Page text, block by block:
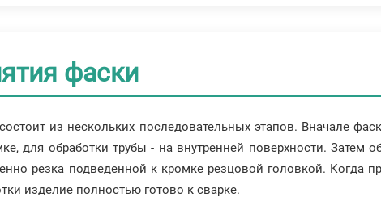
фаски
из нескольких последовательных этапов. Вначале
для обработки трубы - на внутренней поверхности. Затем
резка подведенной к кромке резцовой головкой. Когда
изделие полностью готово к сварке.